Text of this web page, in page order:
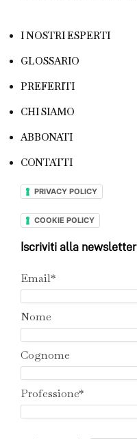
I NOSTRI ESPERTI
GLOSSARIO
PREFERITI
CHI SIAMO
ABBONATI
CONTATTI
PRIVACY POLICY
COOKIE POLICY
Iscriviti alla newsletter
Email*
Nome
Cognome
Professione*